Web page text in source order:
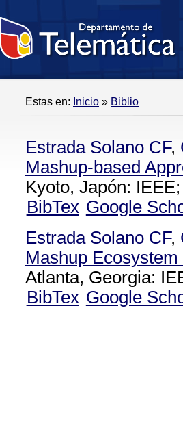
Estas en: Inicio » Biblio
Estrada Solano CF,
Mashup-based
Kyoto, Japón:
BibTex Google
Estrada Solano CF,
Mashup
Atlanta, Georgia:
BibTex Google